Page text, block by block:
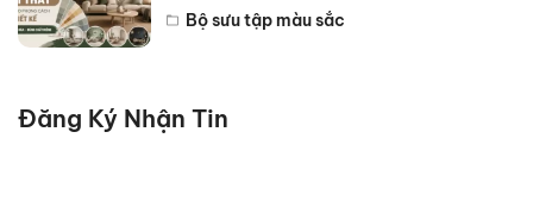
Bộ sưu tập màu sắc
Đăng Ký Nhận Tin